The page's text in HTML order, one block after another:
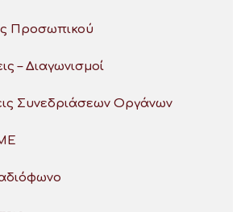
Προσωπικού
– Διαγωνισμοί
Συνεδριάσεων Οργάνων